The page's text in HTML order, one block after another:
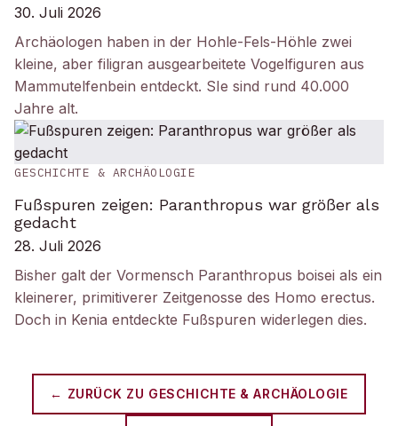
30. Juli 2026
Archäologen haben in der Hohle-Fels-Höhle zwei
kleine, aber filigran ausgearbeitete Vogelfiguren aus
Mammutelfenbein entdeckt. SIe sind rund 40.000
Jahre alt.
GESCHICHTE & ARCHÄOLOGIE
Fußspuren zeigen: Paranthropus war größer als
gedacht
28. Juli 2026
Bisher galt der Vormensch Paranthropus boisei als ein
kleinerer, primitiverer Zeitgenosse des Homo erectus.
Doch in Kenia entdeckte Fußspuren widerlegen dies.
← ZURÜCK ZU GESCHICHTE & ARCHÄOLOGIE